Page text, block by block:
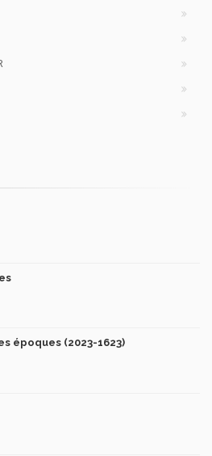
époques (2023-1623)